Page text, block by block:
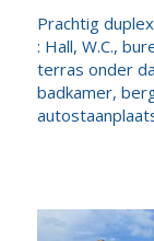
Prachtig
: Hall, W.C.,
terras onder
badkamer,